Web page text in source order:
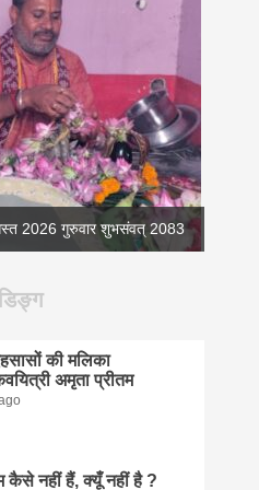
2026 गुरुवार शुभसंवत् 2083
की मलिका
अमृता प्रीतम
कैसे नहीं हैं, क्यूँ नहीं है ?